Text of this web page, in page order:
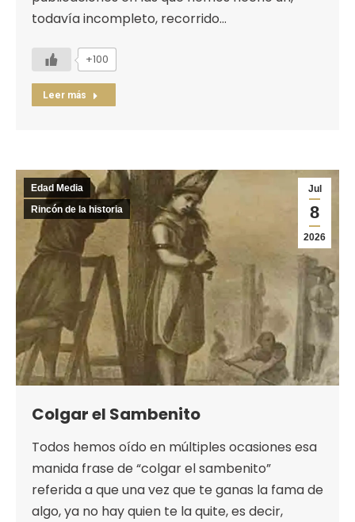
todavía incompleto, recorrido…
+100
Leer más
Jul
8
2026
Edad Media
Rincón de la historia
Colgar el Sambenito
Todos hemos oído en múltiples ocasiones esa
manida frase de “colgar el sambenito”
referida a que una vez que te ganas la fama de
algo, ya no hay quien te la quite, es decir,